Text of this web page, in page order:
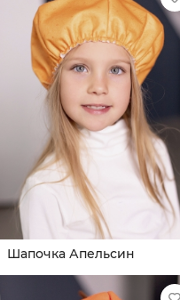
Шапочка Апельсин